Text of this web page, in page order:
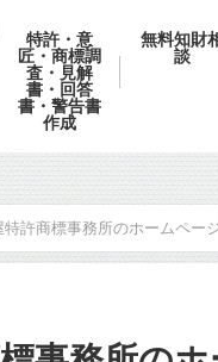
特許・意
匠・商標調
査・見解
書・回答
書・警告書
作成
無料知財
談
特許商標事務所のホームペー